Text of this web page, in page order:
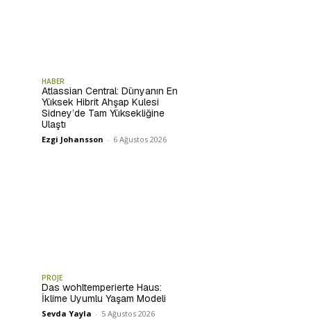
HABER
Atlassian Central: Dünyanın En
Yüksek Hibrit Ahşap Kulesi
Sidney’de Tam Yüksekliğine
Ulaştı
Ezgi Johansson - 6 Ağustos 2026
PROJE
Das wohltemperierte Haus:
İklime Uyumlu Yaşam Modeli
Sevda Yayla - 5 Ağustos 2026